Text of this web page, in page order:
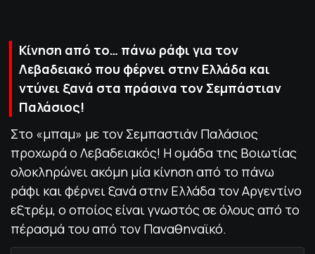
Κίνηση από το… πάνω ράφι για τον
Λεβαδειακό που φέρνει στην Ελλάδα και
ντύνει ξανά στα πράσινα τον Σεμπάστιαν
Παλάσιος!
Στο «μπαμ» με τον Σεμπαστιάν Παλάσιος
προχωρά ο Λεβαδειακός! Η ομάδα της Βοιωτίας
ολοκληρώνει ακόμη μία κίνηση από το πάνω
ράφι και φέρνει ξανά στην Ελλάδα τον Αργεντίνο
εξτρέμ, ο οποίος είναι γνωστός σε όλους από το
πέρασμά του από τον Παναθηναϊκό.